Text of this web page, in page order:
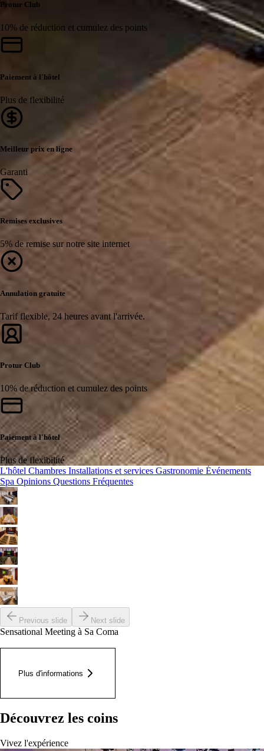
Protur Club
10% de réduction et cumulez des points
Paiement à l'hôtel
Plus de flexibilité
Meilleur prix en ligne
Garanti
Remises exclusives
5% de remise sur notre site internet
Annulation gratuite
Tarif flexible, 24 heures avant l'arrivée.
Protur Club
10% de réduction et cumulez des points
Paiement à l'hôtel
Plus de flexibilité
L'hôtel Chambres Installations et services Gastronomie Événements
Spa Opinions Questions Fréquentes
Previous slide Next slide
Sensational Meeting à Sa Coma
Plus d'informations
Découvrez les coins
Vivez l'expérience